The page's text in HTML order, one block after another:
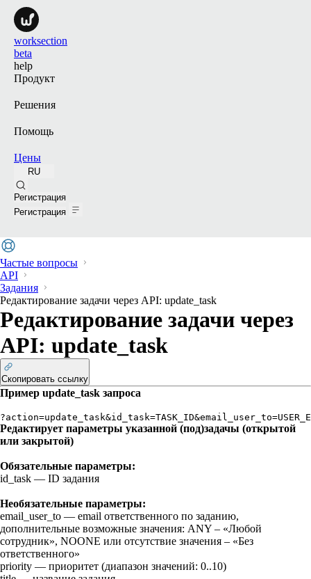
worksection
beta
help
Продукт
Решения
Помощь
Цены
RU
Регистрация
Регистрация
Частые вопросы
API
Задания
Редактирование задачи через API: update_task
Редактирование задачи через
API: update_task
Скопировать ссылку
Пример update_task запроса
Редактирует параметры указанной (под)задачы (открытой
или закрытой)
Обязательные параметры:
id_task — ID задания
Необязательные параметры:
email_user_to — email ответственного по заданию,
дополнительные возможные значения: ANY – «Любой
сотрудник», NOONE или отсутствие значения – «Без
ответственного»
priority — приоритет (диапазон значений: 0..10)